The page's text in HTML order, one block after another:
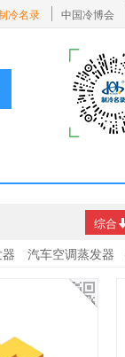
冷名录 中国冷博会
综合
汽车空调蒸发器